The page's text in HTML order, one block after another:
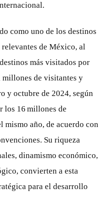
como uno de los destinos
de México, al
más visitados por
de visitantes y
y octubre de 2024, según
los 16 millones de
mismo año, de acuerdo con
Su riqueza
dinamismo económico,
convierten a esta
para el desarrollo